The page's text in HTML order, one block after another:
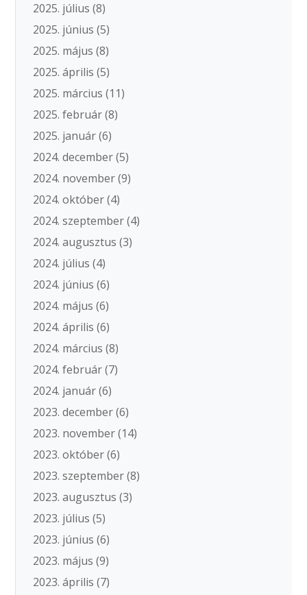
2025. július (8)
2025. június (5)
2025. május (8)
2025. április (5)
2025. március (11)
2025. február(8)
2025. január(6)
2024. december(5)
2024. november(9)
2024. október(4)
2024. szeptember(4)
2024. augusztus (3)
2024. július (4)
2024. június (6)
2024. május (6)
2024. április (6)
2024. március (8)
2024. február(7)
2024. január(6)
2023. december(6)
2023. november(14)
2023. október(6)
2023. szeptember(8)
2023. augusztus (3)
2023. július (5)
2023. június (6)
2023. május (9)
2023. április (7)